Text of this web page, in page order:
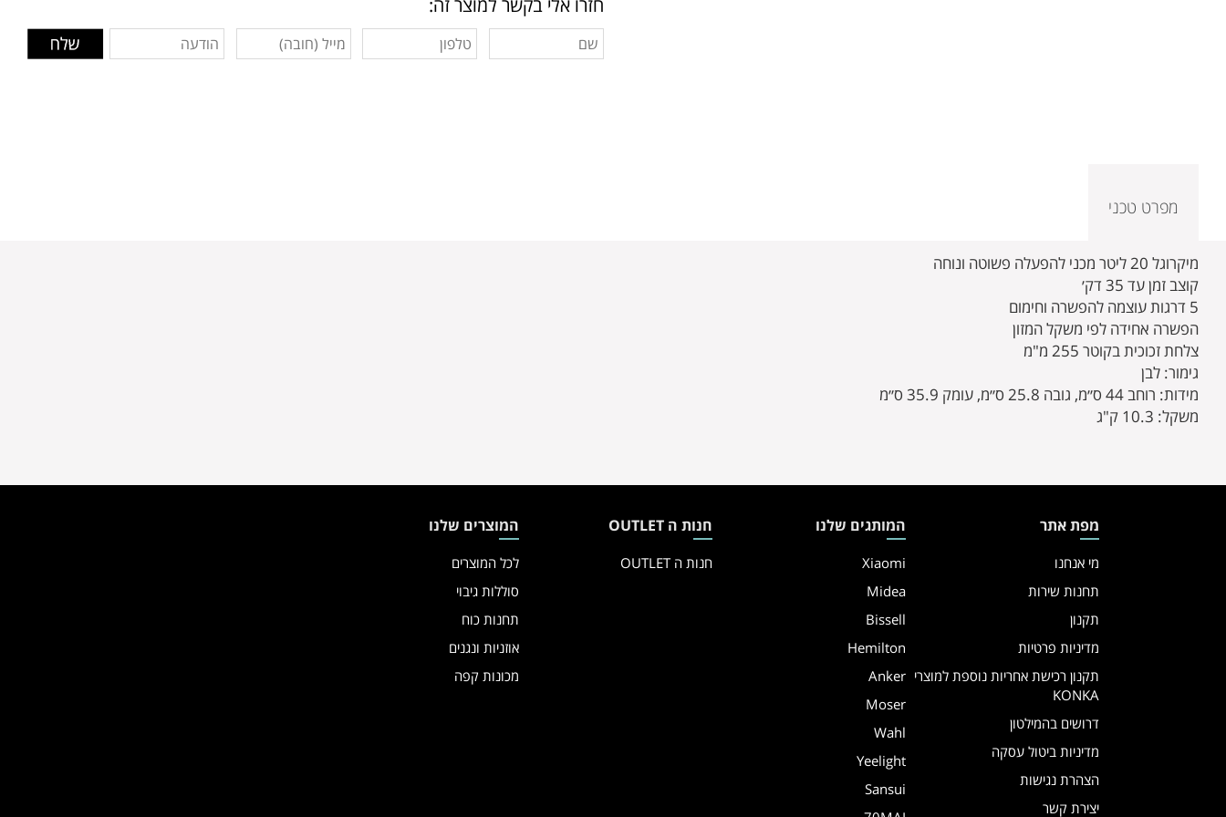
מפרט טכני
מיקרוגל 20 ליטר מכני להפעלה פשוטה ונוחה
קוצב זמן עד 35 דק׳
5 דרגות עוצמה להפשרה וחימום
הפשרה אחידה לפי משקל המזון
צלחת זכוכית בקוטר 255 מ"מ
גימור: לבן
מידות: רוחב 44 ס״מ, גובה 25.8 ס״מ, עומק 35.9 ס״מ
משקל: 10.3 ק"ג
מפת אתר
מי אנחנו
תחנות שירות
תקנון
מדיניות פרטיות
תקנון רכישת אחריות נוספת למוצרי
KONKA
דרושים בהמילטון
מדיניות ביטול עסקה
הצהרת נגישות
יצירת קשר
המותגים שלנו
Xiaomi
Midea
Bissell
Hemilton
Anker
Moser
Wahl
Yeelight
Sansui
חנות ה OUTLET
חנות ה OUTLET
המוצרים שלנו
לכל המוצרים
סוללות גיבוי
תחנות כוח
אוזניות ונגנים
מכונות קפה